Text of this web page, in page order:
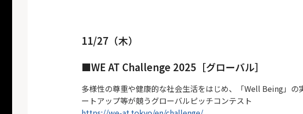
11/27（木）
■WE AT Challenge 2025［グローバル］
多様性の尊重や健康的な社会生活をはじめ、「Well Being」
ートアップ等が競うグローバルピッチコンテスト